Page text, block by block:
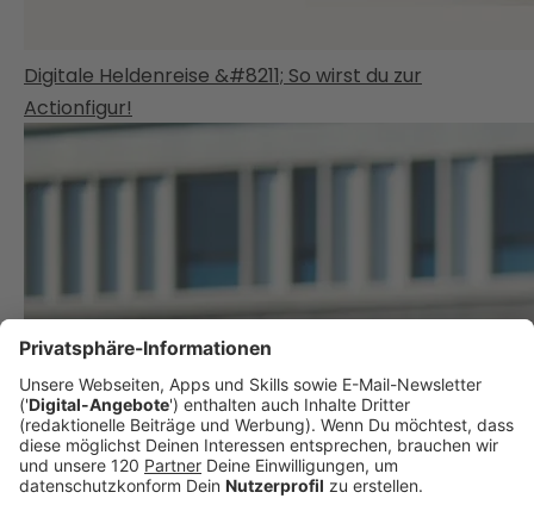
Digitale Heldenreise &#8211; So wirst du zur
Actionfigur!